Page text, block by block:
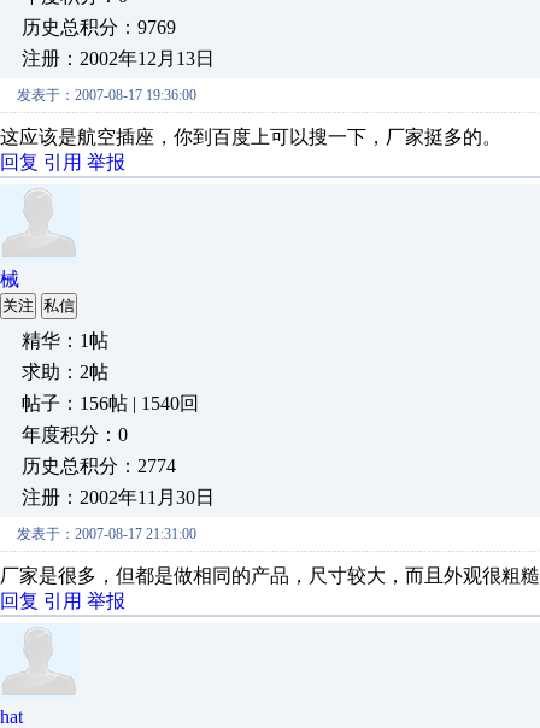
历史总积分：9769
注册：2002年12月13日
发表于：2007-08-17 19:36:00
这应该是航空插座，你到百度上可以搜一下，厂家挺多的。
回复 引用 举报
械
关注 私信
精华：1帖
求助：2帖
帖子：156帖 | 1540回
年度积分：0
历史总积分：2774
注册：2002年11月30日
发表于：2007-08-17 21:31:00
厂家是很多，但都是做相同的产品，尺寸较大，而且外观很粗
回复 引用 举报
hat